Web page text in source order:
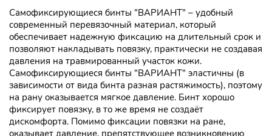
Самофиксирующиеся бинты "ВАРИАНТ" – удобный
современный перевязочный материал, который
обеспечивает надежную фиксацию на длительный срок и
позволяют накладывать повязку, практически не создавая
давления на травмированный участок кожи.
Самофиксирующиеся бинты "ВАРИАНТ" эластичны (в
зависимости от вида бинта разная растяжимость), поэтому
на рану оказывается мягкое давление. Бинт хорошо
фиксирует повязку, в то же время не создаёт
дискомфорта. Помимо фиксации повязки на ране,
оказывает давление, препятствующее возникновению